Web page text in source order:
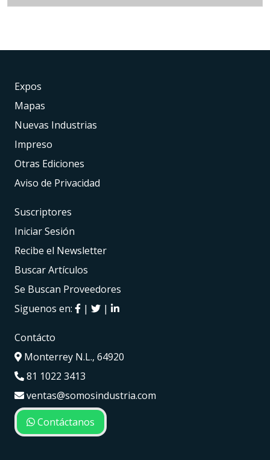
Expos
Mapas
Nuevas Industrias
Impreso
Otras Ediciones
Aviso de Privacidad
Suscriptores
Iniciar Sesión
Recibe el Newsletter
Buscar Artículos
Se Buscan Proveedores
Siguenos en:
| |
Contácto
Monterrey N.L., 64920
81 1022 3413
ventas@somosindustria.com
Contáctanos